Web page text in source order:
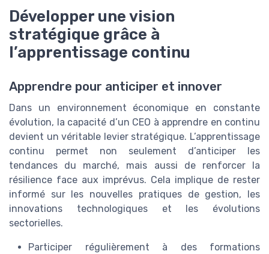
Développer une vision
stratégique grâce à
l’apprentissage continu
Apprendre pour anticiper et innover
Dans un environnement économique en constante
évolution, la capacité d’un CEO à apprendre en continu
devient un véritable levier stratégique. L’apprentissage
continu permet non seulement d’anticiper les
tendances du marché, mais aussi de renforcer la
résilience face aux imprévus. Cela implique de rester
informé sur les nouvelles pratiques de gestion, les
innovations technologiques et les évolutions
sectorielles.
Participer régulièrement à des formations